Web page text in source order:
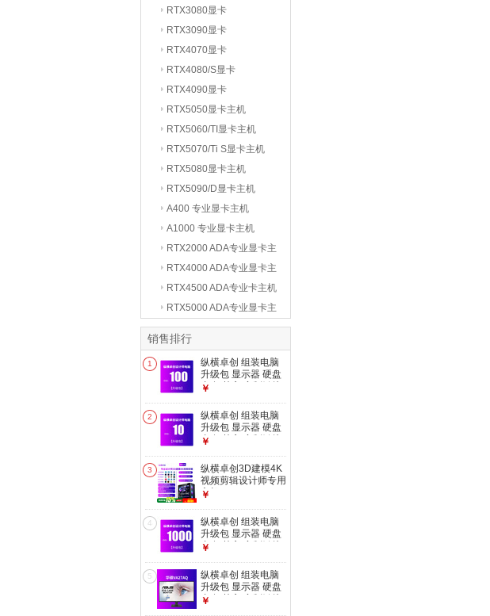
RTX3080显卡
RTX3090显卡
RTX4070显卡
RTX4080/S显卡
RTX4090显卡
RTX5050显卡主机
RTX5060/TI显卡主机
RTX5070/Ti S显卡主机
RTX5080显卡主机
RTX5090/D显卡主机
A400 专业显卡主机
A1000 专业显卡主机
RTX2000 ADA专业显卡主
机RTX4000 ADA专业显卡主
机RTX4500 ADA专业卡主机
RTX5000 ADA专业显卡主
机
销售排行
1
纵横卓创 组装电脑
升级包 显示器 硬盘
内存 其它 定制链接
装、升级配置 按需
选配 100元升级包
￥
2
纵横卓创 组装电脑
升级包 显示器 硬盘
内存 其它 定制链接
装、升级配置 按需
选配 10元升级包
￥
3
纵横卓创3D建模4K
视频剪辑设计师专用
主机
效率高出图快室内机
械i7/U7 265K台式
电脑 3D建模4K视频
剪辑四：
i7+1T+RTX3060
￥
4
纵横卓创 组装电脑
升级包 显示器 硬盘
内存 其它 定制链接
装、升级配置 按需
选配 1000元升级包
￥
5
纵横卓创 组装电脑
升级包 显示器 硬盘
内存 其它 定制链接
￥